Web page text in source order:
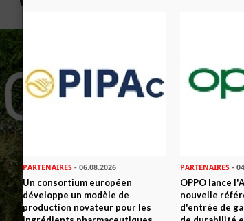
PARTENAIRES - 06.08.2026
Un consortium européen
développe un modèle de
production novateur pour les
PARTENAIRES -
OPPO lance
nouvelle
d'entrée de